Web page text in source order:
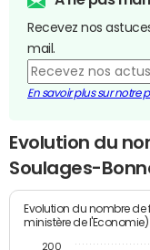
Recevez nos
mail.
En savoir plus sur notre
Evolution du
Soulages-
Evolution du nombre de
ministère de l'Economie)
200